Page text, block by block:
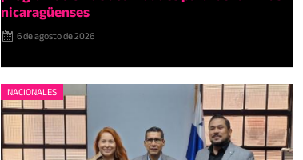
nicaragüenses
6 de agosto de 2026
NACIONALES